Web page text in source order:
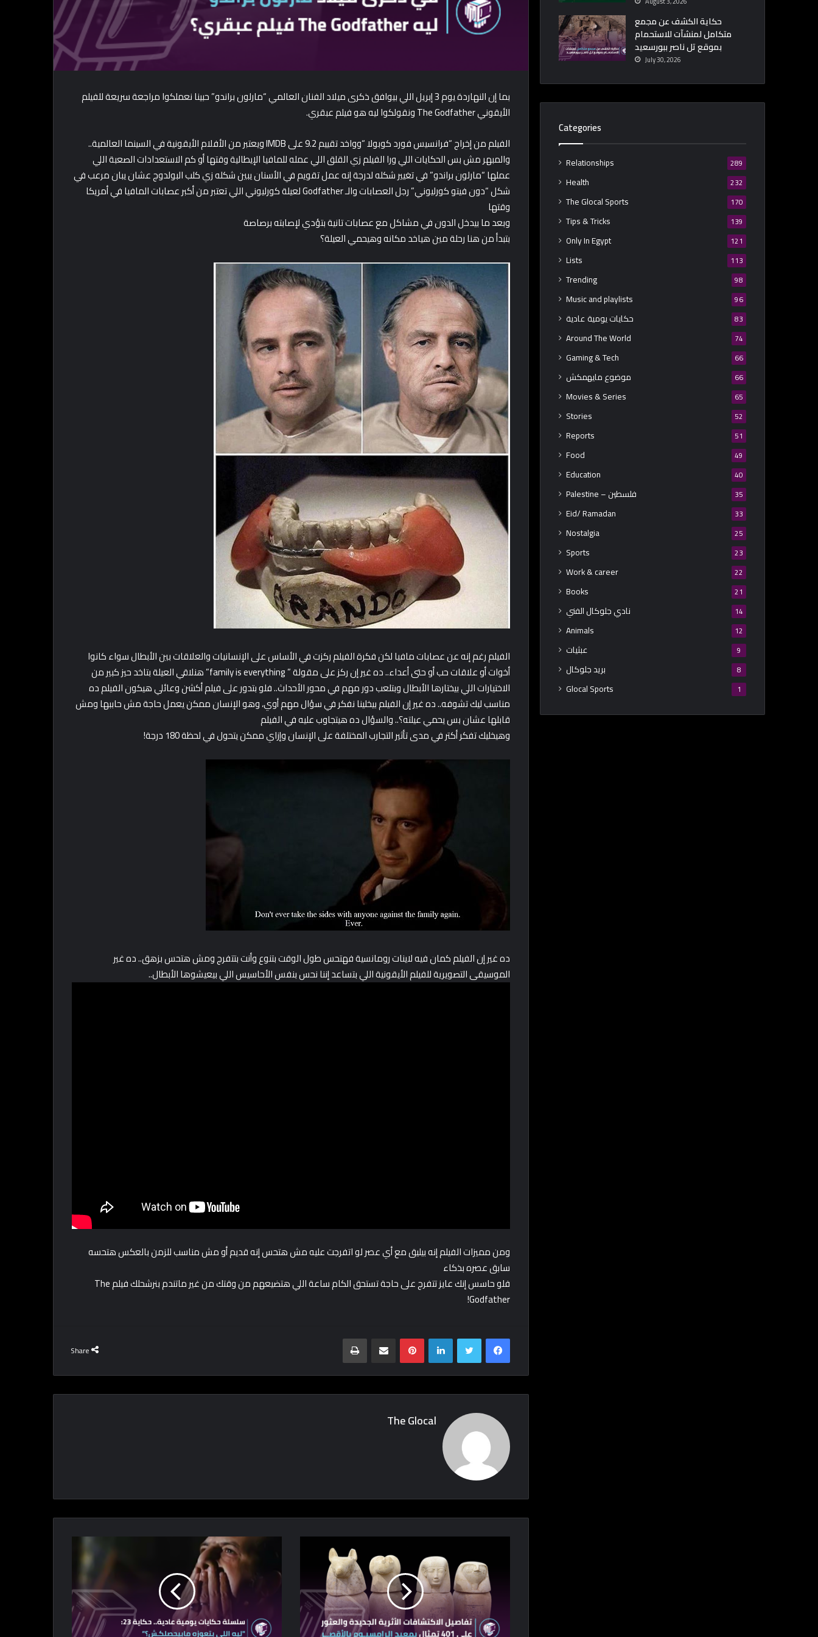
بما إن النهاردة يوم 3 إبريل اللي بيوافق ذكرى ميلاد الفنان العالمي “مارلون براندو” حبينا نعملكوا مراجعة سريعة للفيلم
الأيقوني The Godfather ونقولكوا ليه هو فيلم عبقري.
الفيلم من إخراج “فرانسيس فورد كوبولا “وواخد تقييم 9.2 على IMDB ويعتبر من الأفلام الأيقونية في السينما العالمية..
والمبهر مش بس الحكايات اللي ورا الفيلم زي القلق اللي عمله للمافيا الإيطالية وقتها أو كم الاستعدادات الصعبة اللي
عملها “مارلون براندو” في تغيير شكله لدرجة إنه عمل تقويم في الأسنان يبين شكله زي كلب البولدوج عشان يبان مرعب في
شكل “دون فيتو كورليوني” رجل العصابات والـ Godfather لعيلة كورليوني اللي تعتبر من أكبر عصابات المافيا في أمريكا
وقتها
وبعد ما بيدخل الدون في مشاكل مع عصابات تانية بتؤدي لإصابته برصاصة
بتبدأ من هنا رحلة مين هياخد مكانه وهيحمي العيلة؟
الفيلم رغم إنه عن عصابات مافيا لكن فكرة الفيلم ركزت في الأساس على الإنسانيات والعلاقات بين الأبطال سواء كانوا
أخوات أو علاقات حب أو حتى أعداء.. ده غير إن ركز على مقولة ” family is everything” هنلاقي العيلة بتاخد حيز كبير من
الاختيارات اللي بيختارها الأبطال وبتلعب دور مهم في محور الأحداث.. فلو بتدور على فيلم أكشن وعائلي هيكون الفيلم ده
مناسب ليك تشوفه.. ده غير إن الفيلم بيخلينا نفكر في سؤال مهم أوي، وهو الإنسان ممكن يعمل حاجة مش حاببها ومش
قابلها عشان بس يحمي عيلته؟.. والسؤال ده هيتجاوب عليه في الفيلم
وهيخليك تفكر أكتر في مدى تأثير التجارب المختلفة على الإنسان وإزاي ممكن يتحول في لحظة 180 درجة!
ده غير إن الفيلم كمان فيه لاينات رومانسية فهتحس طول الوقت بتنوع وأنت بتتفرج ومش هتحس بزهق.. ده غير
الموسيقى التصويرية للفيلم الأيقونية اللي بتساعد إننا نحس بنفس الأحاسيس اللي بيعيشوها الأبطال..
ومن مميزات الفيلم إنه بيليق مع أي عصر لو اتفرجت عليه مش هتحس إنه قديم أو مش مناسب للزمن بالعكس هتحسه
سابق عصره بذكاء
فلو حاسس إنك عايز تتفرج على حاجة تستحق الكام ساعة اللي هتضيعهم من وقتك من غير ماتندم بنرشحلك فيلم The
Godfather!
Share
Facebook
Twitter
LinkedIn
Pinterest
Print
The Glocal
حكاية الكشف عن مجمع
متكامل لمنشآت للاستحمام
بموقع تل ناصر ببورسعيد
July 30, 2026
Categories
Relationships 289
Health 232
The Glocal Sports 170
Tips & Tricks 139
Only In Egypt 121
Lists 113
Trending 98
Music and playlists 96
حكايات يومية عادية 83
Around The World 74
Gaming & Tech 66
موضوع مايهمكش 66
Movies & Series 65
Stories 52
Reports 51
Food 49
Education 40
Palestine – فلسطين 35
Eid/ Ramadan 33
Nostalgia 25
Sports 23
Work & career 22
Books 21
نادي جلوكال الفني 14
Animals 12
عبثيات 9
بريد جلوكال 8
Glocal Sports 1